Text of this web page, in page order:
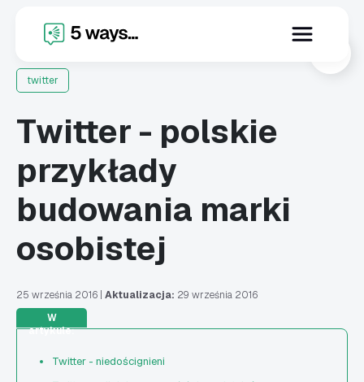
twitter
Twitter - polskie
przykłady
budowania marki
osobistej
25 września 2016 Aktualizacja: 29 września 2016
W
artykule:
Twitter - niedoścignieni